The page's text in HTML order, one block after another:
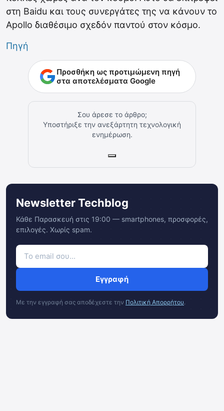
στη Baidu και τους συνεργάτες της να κάνουν το
Apollo διαθέσιμο σχεδόν παντού στον κόσμο.
Πηγή
Προσθήκη ως προτιμώμενη πηγή
στα αποτελέσματα Google
Σου άρεσε το άρθρο;
Υποστήριξε την ανεξάρτητη τεχνολογική
ενημέρωση.
Newsletter Techblog
Κάθε Παρασκευή στις 19:00 — smartphones, προσφορές,
επιλογές. Χωρίς spam.
Εγγραφή
Με την εγγραφή σας αποδέχεστε την Πολιτική Απορρήτου.